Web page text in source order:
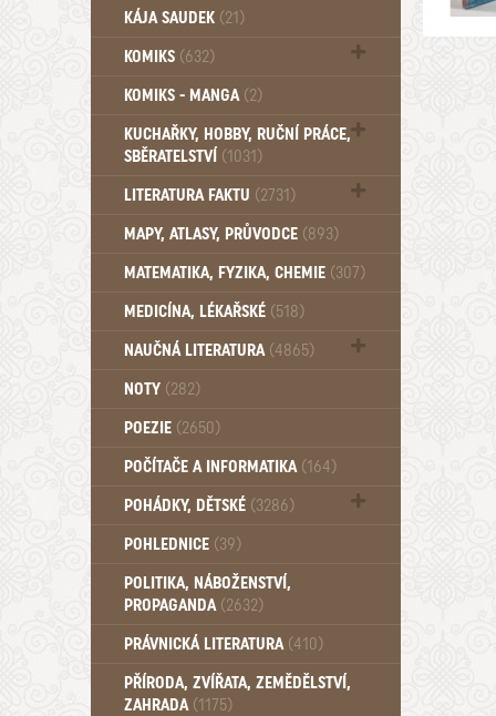
KÁJA SAUDEK (21)
KOMIKS (632)
Komiks - Čtyřlístek (232)
KOMIKS - MANGA (2)
KUCHAŘKY, HOBBY, RUČNÍ PRÁCE,
SBĚRATELSTVÍ (1031)
Dům a byt (102)
LITERATURA FAKTU (2731)
Katalogy (503)
MAPY, ATLASY, PRŮVODCE (893)
MATEMATIKA, FYZIKA, CHEMIE (307)
MEDICÍNA, LÉKAŘSKÉ (518)
NAUČNÁ LITERATURA (4865)
Zdraví a zdraví životní styl (510)
NOTY (282)
POEZIE (2650)
POČÍTAČE A INFORMATIKA (164)
POHÁDKY, DĚTSKÉ (3286)
Pro děti a mládež (2882)
Pohádky, Dětské - Od roku 1949 (257)
POHLEDNICE (39)
POLITIKA, NÁBOŽENSTVÍ,
PROPAGANDA (2632)
PRÁVNICKÁ LITERATURA (410)
PŘÍRODA, ZVÍŘATA, ZEMĚDĚLSTVÍ,
ZAHRADA (1175)